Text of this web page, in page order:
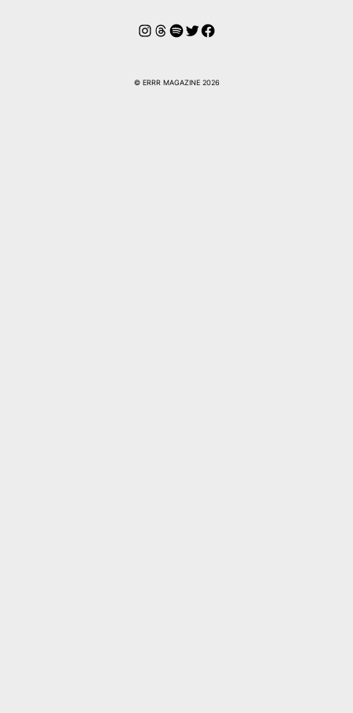
Instagram
Hilos
Spotify
Twitter
Facebook
© ERRR MAGAZINE 2026